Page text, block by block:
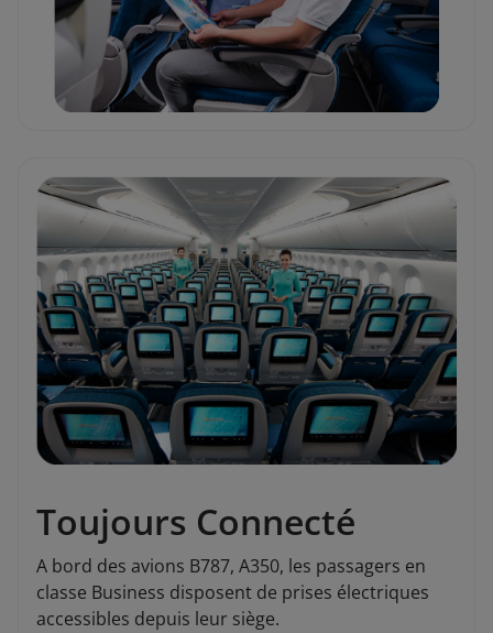
Toujours Connecté
A bord des avions B787, A350, les passagers en
classe Business disposent de prises électriques
accessibles depuis leur siège.